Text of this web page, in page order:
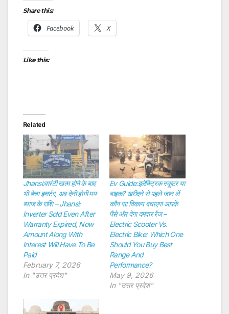
Share this:
Facebook X
Like this:
Related
Jhansi:वारंटी खत्म होने के बाद
भी बेचा इन्वर्टर, अब देनी होगी मय
ब्याज के राशि – Jhansi:
Inverter Sold Even After
Warranty Expired, Now
Amount Along With
Interest Will Have To Be
Paid
February 7, 2026
In "उत्तर प्रदेश"
Ev Guide:इलेक्ट्रिक स्कूटर या
बाइक? खरीदने से पहले जान लें
कौन सा विकल्प बचाएगा आपके
पैसे और देगा दमदार रेंज –
Electric Scooter Vs.
Electric Bike: Which One
Should You Buy Best
Range And
Performance?
May 9, 2026
In "उत्तर प्रदेश"